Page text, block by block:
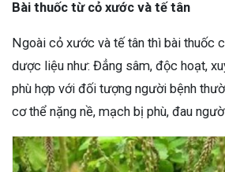
Bài thuốc từ cỏ xước và tế tân
Ngoài cỏ xước và tế tân thì bài thuốc
dược liệu như: Đẳng sâm, độc hoạt,
phù hợp với đối tượng người bệnh
cơ thể nặng nề, mạch bị phù, đau